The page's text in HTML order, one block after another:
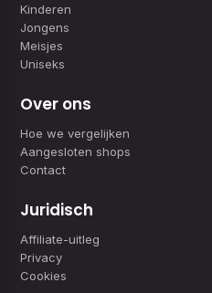
Kinderen
Jongens
Meisjes
Uniseks
Over ons
Hoe we vergelijken
Aangesloten shops
Contact
Juridisch
Affiliate-uitleg
Privacy
Cookies